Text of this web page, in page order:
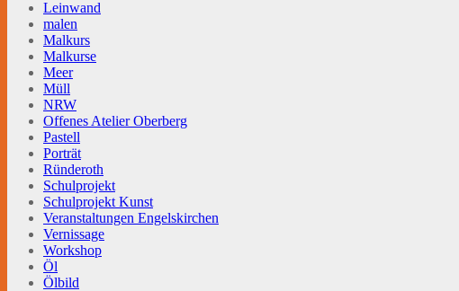
Leinwand
malen
Malkurs
Malkurse
Meer
Müll
NRW
Offenes Atelier Oberberg
Pastell
Porträt
Ründeroth
Schulprojekt
Schulprojekt Kunst
Veranstaltungen Engelskirchen
Vernissage
Workshop
Öl
Ölbild